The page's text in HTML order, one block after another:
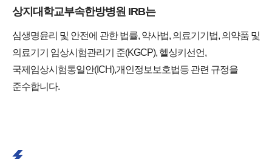
상지대학교부속한방병원 IRB는
심생명윤리 및 안전에 관한 법률, 약사법, 의료기기법, 의약품 및
의료기기 임상시험관리기 준(KGCP), 헬싱키선언,
국제임상시험통일안(ICH),개인정보보호법등 관련 규정을
준수합니다.​